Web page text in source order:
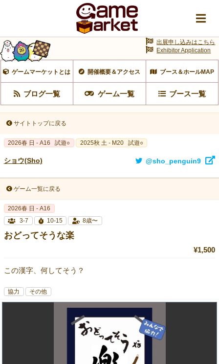
ゲームマーケットとは 開催概要＆アクセス ブース＆ホールMAP
ブログ一覧 ゲーム一覧 ブース一覧
出展申し込みはこちら
Exhibitor Application
サイトトップに戻る
2026春 日 - A16 試遊○ 2025秋 土 - M20 試遊○
ショウ(Sho) @sho_penguin9
ゲーム一覧に戻る
2026春 日 - A16
3-7
10-15 8歳〜
おどってそうな楽
¥1,500
この漢字、何してそう？
協力 その他